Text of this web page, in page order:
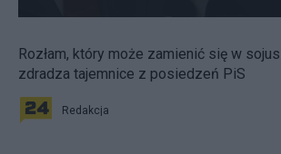
Rozłam, który może zamienić się w
zdradza tajemnice z posiedzeń PiS
Redakcja